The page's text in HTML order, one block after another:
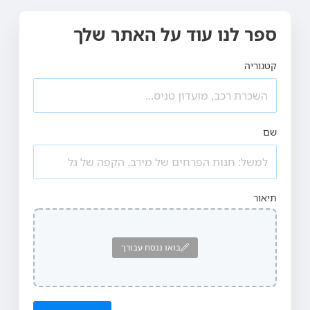
ספר לנו עוד על האתר שלך
קטגוריה
שם
תיאור
בואו ננסח עבורך